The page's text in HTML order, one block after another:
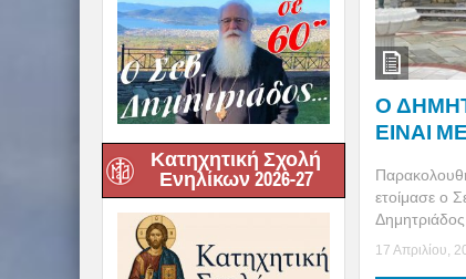
Κατηχητική Σχολή
Ενηλίκων 2026-27
Ο
ΕΙΝΑΙ
ετοίμασε ο
17 Απριλίου,